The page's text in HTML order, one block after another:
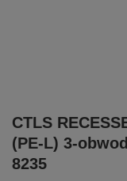
CTLS
(PE-L) 3-
8235